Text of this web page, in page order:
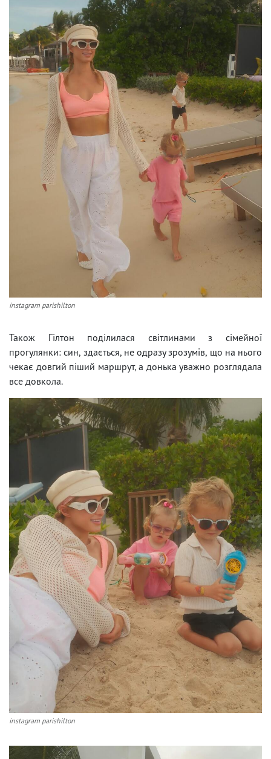
instagram parishilton
Також Гілтон поділилася світлинами з сімейної
прогулянки: син, здається, не одразу зрозумів, що на нього
чекає довгий піший маршрут, а донька уважно розглядала
все довкола.
instagram parishilton